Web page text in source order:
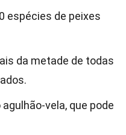
espécies de peixes
da metade de todas
vela, que pode